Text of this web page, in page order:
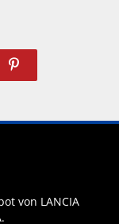
von LANCIA